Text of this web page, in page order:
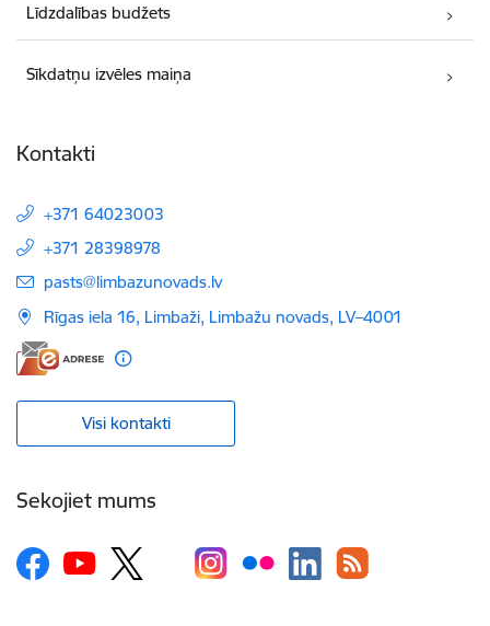
Līdzdalības budžets
Sīkdatņu izvēles maiņa
Kontakti
+371 64023003
+371 28398978
E-pasts:
pasts@limbazunovads.lv
Rīgas iela 16, Limbaži, Limbažu novads, LV–4001
Visi kontakti
Sekojiet mums